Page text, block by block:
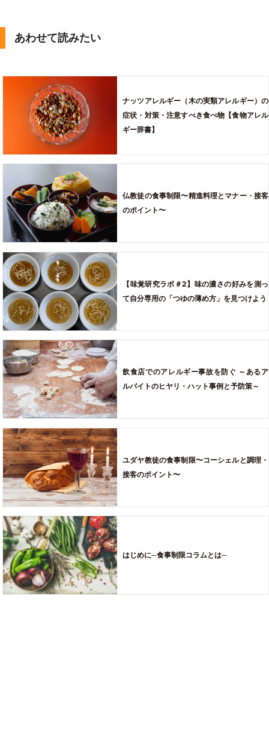
あわせて読みたい
ナッツアレルギー（木の実類アレルギー）の
症状・対策・注意すべき食べ物【食物アレル
ギー辞書】
仏教徒の食事制限〜精進料理とマナー・接客
のポイント〜
【味覚研究ラボ＃2】味の濃さの好みを測っ
て自分専用の「つゆの薄め方」を見つけよう
飲食店でのアレルギー事故を防ぐ ～あるア
ルバイトのヒヤリ・ハット事例と予防策～
ユダヤ教徒の食事制限〜コーシェルと調理・
接客のポイント〜
はじめに─食事制限コラムとは─